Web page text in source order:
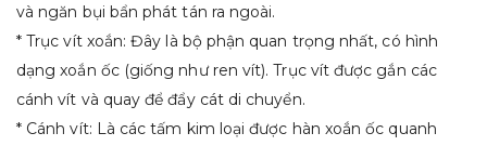
và ngăn bụi bẩn phát tán ra ngoài.
* Trục vít xoắn: Đây là bộ phận quan trọng nhất, có hình
dạng xoắn ốc (giống như ren vít). Trục vít được gắn các
cánh vít và quay để đẩy cát di chuyển.
* Cánh vít: Là các tấm kim loại được hàn xoắn ốc quanh